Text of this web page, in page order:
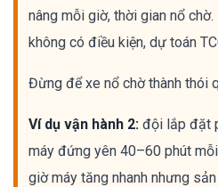
nâng mỗi giờ, thời gian nổ
không có điều kiện, dự toán
Đừng để xe nổ chờ thành thói
Ví dụ vận hành 2: đội lắp đặt
máy đứng yên 40–60 phút
giờ máy tăng nhanh nhưng